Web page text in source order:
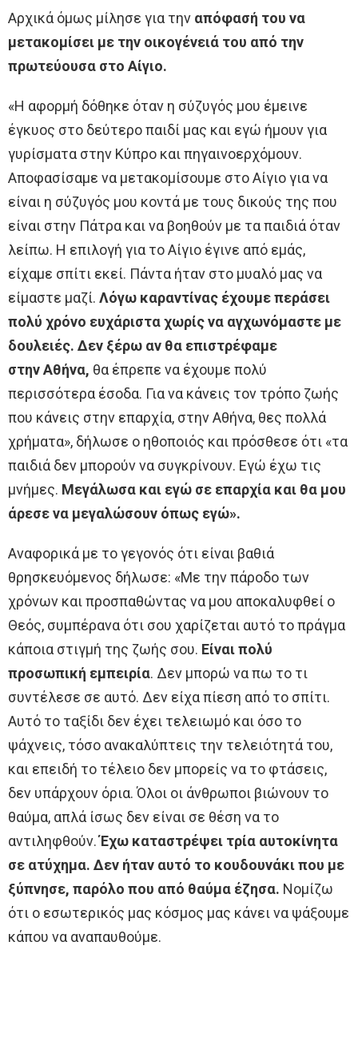
Αρχικά όμως μίλησε για την απόφασή του να
μετακομίσει με την οικογένειά του από την
πρωτεύουσα στο Αίγιο.
«Η αφορμή δόθηκε όταν η σύζυγός μου έμεινε
έγκυος στο δεύτερο παιδί μας και εγώ ήμουν για
γυρίσματα στην Κύπρο και πηγαινοερχόμουν.
Αποφασίσαμε να μετακομίσουμε στο Αίγιο για να
είναι η σύζυγός μου κοντά με τους δικούς της που
είναι στην Πάτρα και να βοηθούν με τα παιδιά όταν
λείπω. Η επιλογή για το Αίγιο έγινε από εμάς,
είχαμε σπίτι εκεί. Πάντα ήταν στο μυαλό μας να
είμαστε μαζί. Λόγω καραντίνας έχουμε περάσει
πολύ χρόνο ευχάριστα χωρίς να αγχωνόμαστε με
δουλειές. Δεν ξέρω αν θα επιστρέφαμε
στην Αθήνα, θα έπρεπε να έχουμε πολύ
περισσότερα έσοδα. Για να κάνεις τον τρόπο ζωής
που κάνεις στην επαρχία, στην Αθήνα, θες πολλά
χρήματα», δήλωσε ο ηθοποιός και πρόσθεσε ότι «τα
παιδιά δεν μπορούν να συγκρίνουν. Εγώ έχω τις
μνήμες. Μεγάλωσα και εγώ σε επαρχία και θα μου
άρεσε να μεγαλώσουν όπως εγώ».
Αναφορικά με το γεγονός ότι είναι βαθιά
θρησκευόμενος δήλωσε: «Με την πάροδο των
χρόνων και προσπαθώντας να μου αποκαλυφθεί ο
Θεός, συμπέρανα ότι σου χαρίζεται αυτό το πράγμα
κάποια στιγμή της ζωής σου. Είναι πολύ
προσωπική εμπειρία. Δεν μπορώ να πω το τι
συντέλεσε σε αυτό. Δεν είχα πίεση από το σπίτι.
Αυτό το ταξίδι δεν έχει τελειωμό και όσο το
ψάχνεις, τόσο ανακαλύπτεις την τελειότητά του,
και επειδή το τέλειο δεν μπορείς να το φτάσεις,
δεν υπάρχουν όρια. Όλοι οι άνθρωποι βιώνουν το
θαύμα, απλά ίσως δεν είναι σε θέση να το
αντιληφθούν.Έχω καταστρέψει τρία αυτοκίνητα
σε ατύχημα. Δεν ήταν αυτό το κουδουνάκι που με
ξύπνησε, παρόλο που από θαύμα έζησα. Νομίζω
ότι ο εσωτερικός μας κόσμος μας κάνει να ψάξουμε
κάπου να αναπαυθούμε.